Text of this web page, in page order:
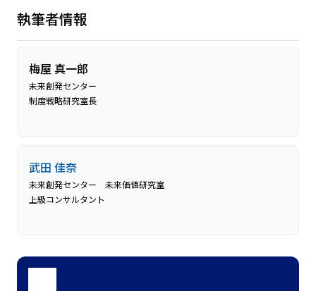
執筆者情報
梅屋 真一郎
未来創発センター
制度戦略研究室長
武田 佳奈
未来創発センター 未来価値研究室
上級コンサルタント